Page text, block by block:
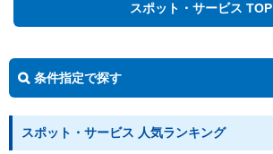
スポット・サービス TOP
条件指定で探す
スポット・サービス 人気ランキング